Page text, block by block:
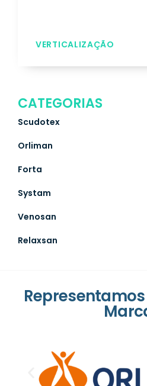
CATEGORIAS
Scudotex
Orliman
Forta
Systam
Venosan
Relaxsan
VERTICALIZAÇÃO